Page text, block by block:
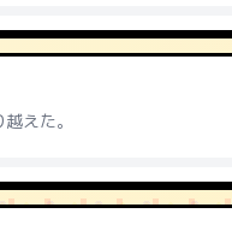
えた。